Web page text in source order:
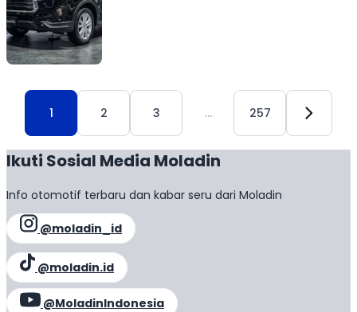
1 2 3 … 257
Ikuti Sosial Media Moladin
Info otomotif terbaru dan kabar seru dari Moladin
@moladin_id
@moladin.id
@MoladinIndonesia